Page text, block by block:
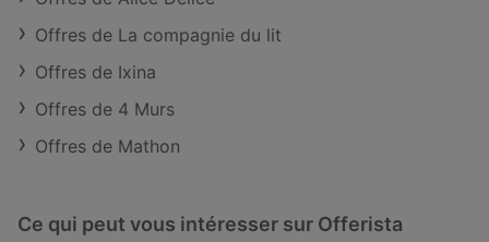
Offres de La compagnie du lit
Offres de Ixina
Offres de 4 Murs
Offres de Mathon
Ce qui peut vous intéresser sur Offerista